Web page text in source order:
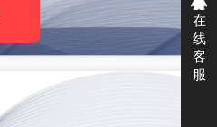
在
线
客
服